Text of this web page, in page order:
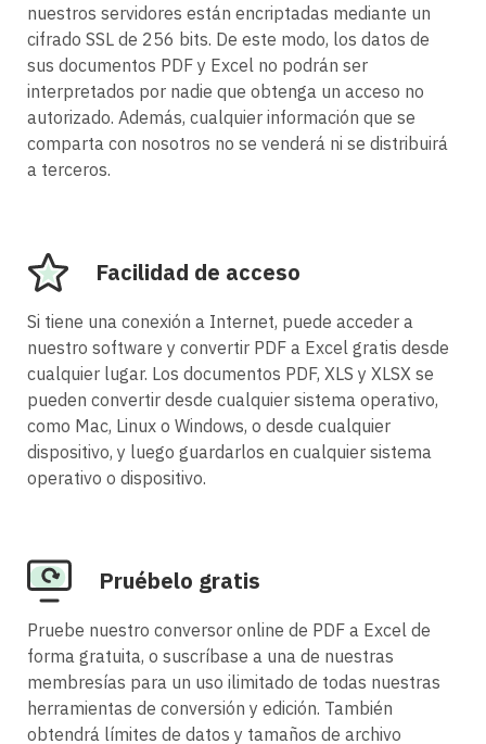
nuestros servidores están encriptadas mediante un
cifrado SSL de 256 bits. De este modo, los datos de
sus documentos PDF y Excel no podrán ser
interpretados por nadie que obtenga un acceso no
autorizado. Además, cualquier información que se
comparta con nosotros no se venderá ni se distribuirá
a terceros.
Facilidad de acceso
Si tiene una conexión a Internet, puede acceder a
nuestro software y convertir PDF a Excel gratis desde
cualquier lugar. Los documentos PDF, XLS y XLSX se
pueden convertir desde cualquier sistema operativo,
como Mac, Linux o Windows, o desde cualquier
dispositivo, y luego guardarlos en cualquier sistema
operativo o dispositivo.
Pruébelo gratis
Pruebe nuestro conversor online de PDF a Excel de
forma gratuita, o suscríbase a una de nuestras
membresías para un uso ilimitado de todas nuestras
herramientas de conversión y edición. También
obtendrá límites de datos y tamaños de archivo